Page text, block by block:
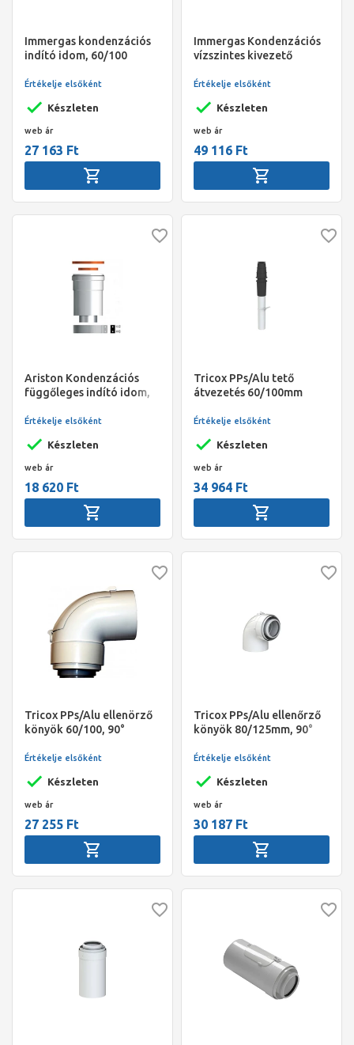
Immergas kondenzációs
indító idom, 60/100
Készleten
Értékelje elsőként
web ár
27 163 Ft
Immergas Kondenzációs
vízszintes kivezető
60/100
Készleten
Értékelje elsőként
web ár
49 116 Ft
Ariston Kondenzációs
függőleges indító idom,
Készleten
Értékelje elsőként
web ár
18 620 Ft
Tricox PPs/Alu tető
átvezetés 60/100mm
Készleten
Értékelje elsőként
web ár
34 964 Ft
Tricox PPs/Alu ellenörző
könyök 60/100, 90°
Készleten
Értékelje elsőként
web ár
27 255 Ft
Tricox PPs/Alu ellenőrző
könyök 80/125mm, 90°
Készleten
Értékelje elsőként
web ár
30 187 Ft